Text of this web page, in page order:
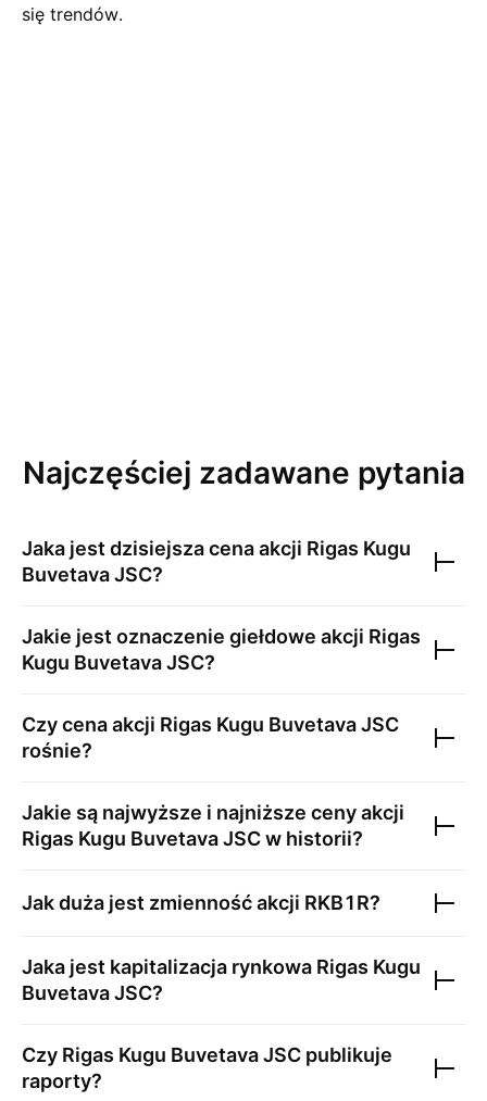
się trendów.
Najczęściej zadawane pytania
Jaka jest dzisiejsza cena akcji Rigas Kugu
Buvetava JSC?
Jakie jest oznaczenie giełdowe akcji Rigas
Kugu Buvetava JSC?
Czy cena akcji Rigas Kugu Buvetava JSC
rośnie?
Jakie są najwyższe i najniższe ceny akcji
Rigas Kugu Buvetava JSCw historii?
Jak duża jest zmienność akcji RKB1R?
Jaka jest kapitalizacja rynkowa Rigas Kugu
Buvetava JSC?
Czy Rigas Kugu Buvetava JSC publikuje
raporty?